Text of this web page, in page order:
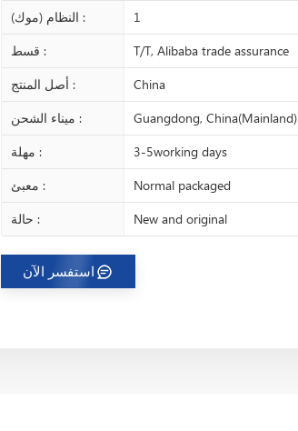
النظام (موك) :
1
قسط :
T/T, Alibaba trade assurance
أصل المنتج :
China
ميناء الشحن :
Guangdong, China(Mainland)
مهلة :
3-5working days
معبئ :
Normal packaged
حالة :
New and original
استفسر الآن